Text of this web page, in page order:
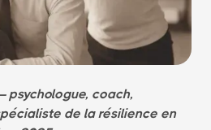
psychologue, coach,
de la résilience en